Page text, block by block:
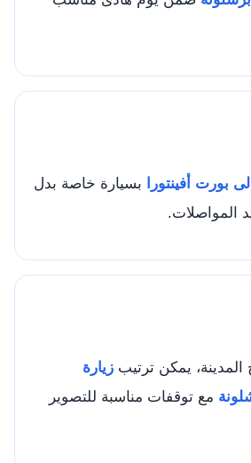
بورت أفينتورا
بسيارة خاصة بدل
المواصلات.
يمكن ترتيب زيارة
مع توقفات مناسبة للتصوير